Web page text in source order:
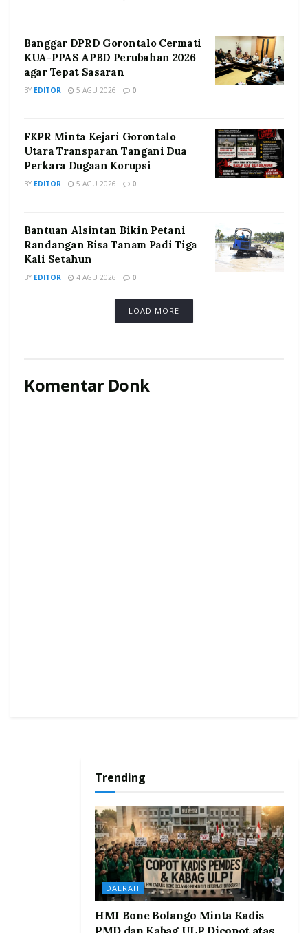
Banggar DPRD Gorontalo Cermati
KUA-PPAS APBD Perubahan 2026
agar Tepat Sasaran
BY EDITOR 5 AGU 2026 0
FKPR Minta Kejari Gorontalo
Utara Transparan Tangani Dua
Perkara Dugaan Korupsi
BY EDITOR 5 AGU 2026 0
Bantuan Alsintan Bikin Petani
Randangan Bisa Tanam Padi Tiga
Kali Setahun
BY EDITOR 4 AGU 2026 0
LOAD MORE
Komentar Donk
Trending
DAERAH
HMI Bone Bolango Minta Kadis